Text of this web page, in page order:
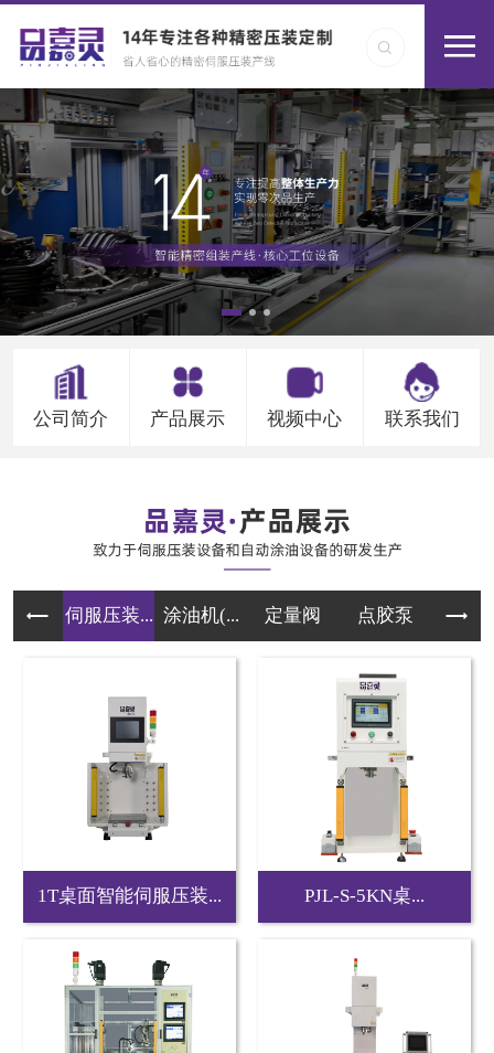
公司简介 产品展示 视频中心 联系我们
伺服压装... 涂油机(... 定量阀 点胶泵 伺服
1T桌面智能伺服压装... PJL-S-5KN桌...